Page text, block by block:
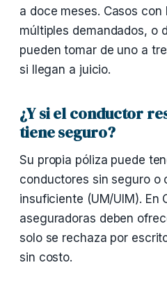
a doce meses. Casos con
múltiples demandados, o
pueden tomar de uno a
si llegan a juicio.
¿Y si el conductor
tiene seguro?
Su propia póliza puede
conductores sin seguro o
insuficiente (UM/UIM). En
aseguradoras deben
solo se rechaza por
sin costo.